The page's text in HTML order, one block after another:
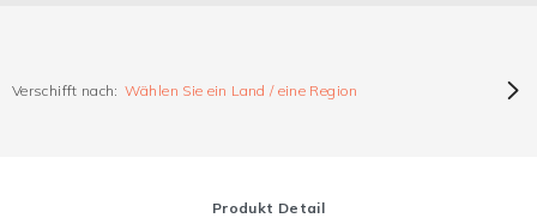
Verschifft nach: Wählen Sie ein Land / eine Region
Produkt Detail